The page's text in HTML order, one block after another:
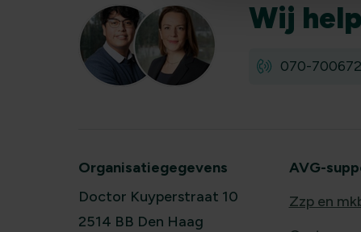
Wij
070-
Organisatiegegevens
Doctor Kuyperstraat 10
2514 BB Den Haag
AVG-
Zzp en